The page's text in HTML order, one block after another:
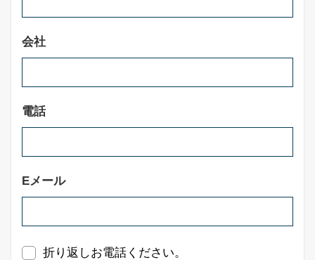
会社
電話
Eメール
折り返しお電話ください。